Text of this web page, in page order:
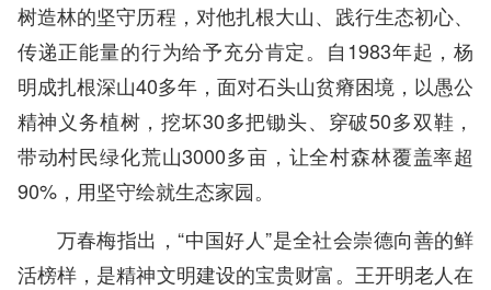
树造林的坚守历程，对他扎根大山、践行生态初心、
传递正能量的行为给予充分肯定。自1983年起，杨
明成扎根深山40多年，面对石头山贫瘠困境，以愚公
精神义务植树，挖坏30多把锄头、穿破50多双鞋，
带动村民绿化荒山3000多亩，让全村森林覆盖率超
90%，用坚守绘就生态家园。
万春梅指出，“中国好人”是全社会崇德向善的鲜
活榜样，是精神文明建设的宝贵财富。王开明老人在